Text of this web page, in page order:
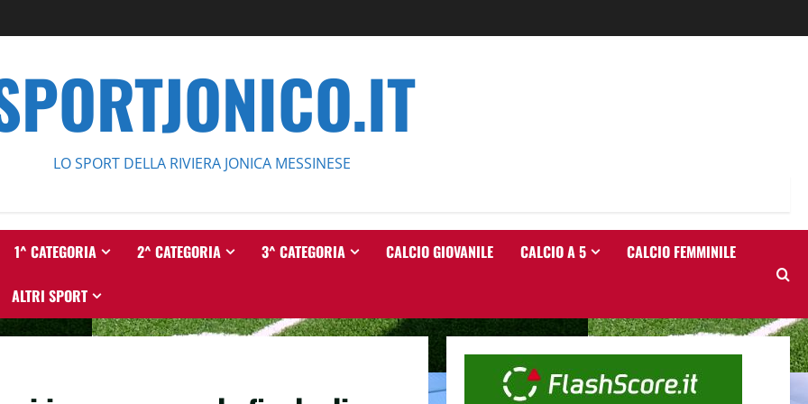
LO SPORT DELLA RIVIERA JONICA MESSINESE
1^ CATEGORIA 2^ CATEGORIA 3^ CATEGORIA CALCIO GIOVANILE CALCIO A 5 CALCIO FEMMINILE
ALTRI SPORT